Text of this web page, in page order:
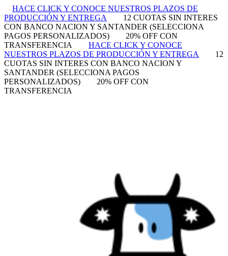
HACE CLICK Y CONOCE NUESTROS PLAZOS DE
PRODUCCIÓN Y ENTREGA
12 CUOTAS SIN INTERES
CON BANCO NACION Y SANTANDER (SELECCIONA
PAGOS PERSONALIZADOS)
20% OFF CON
TRANSFERENCIA
HACE CLICK Y CONOCE
NUESTROS PLAZOS DE PRODUCCIÓN Y ENTREGA
12
CUOTAS SIN INTERES CON BANCO NACION Y
SANTANDER (SELECCIONA PAGOS
PERSONALIZADOS)
20% OFF CON
TRANSFERENCIA